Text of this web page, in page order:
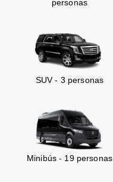
personas
SUV - 3 personas
Minibús - 19 personas